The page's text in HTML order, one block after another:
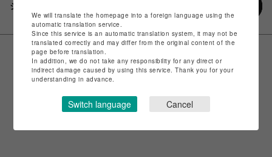
シェアする
We will translate the homepage into a foreign language using the
automatic translation service.
Since this service is an automatic translation system, it may not be
translated correctly and may differ from the original content of the
page before translation.
In addition, we do not take any responsibility for any direct or
indirect damage caused by using this service. Thank you for your
understanding in advance.
Switch language Cancel